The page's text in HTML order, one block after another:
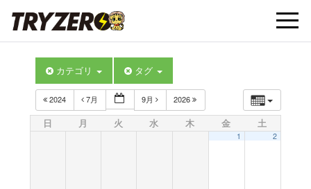
t
カテゴリ タグ
2024 7月 9月 2026
日 月 火 水 木 金 土
1 2